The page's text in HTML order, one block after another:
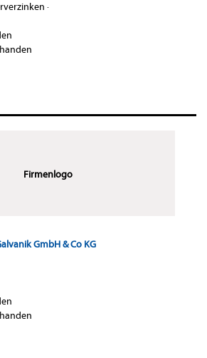
·
Firmenlogo
GmbH & Co KG